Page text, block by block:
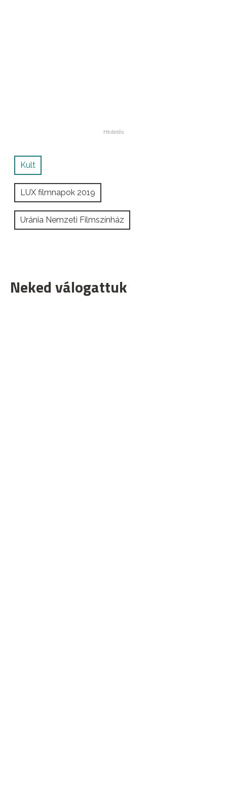
Kult
LUX filmnapok 2019
Uránia Nemzeti Filmszínház
Neked válogattuk